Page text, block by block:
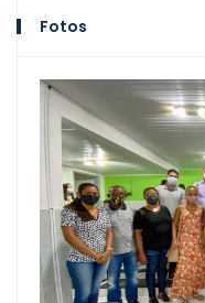
Fotos